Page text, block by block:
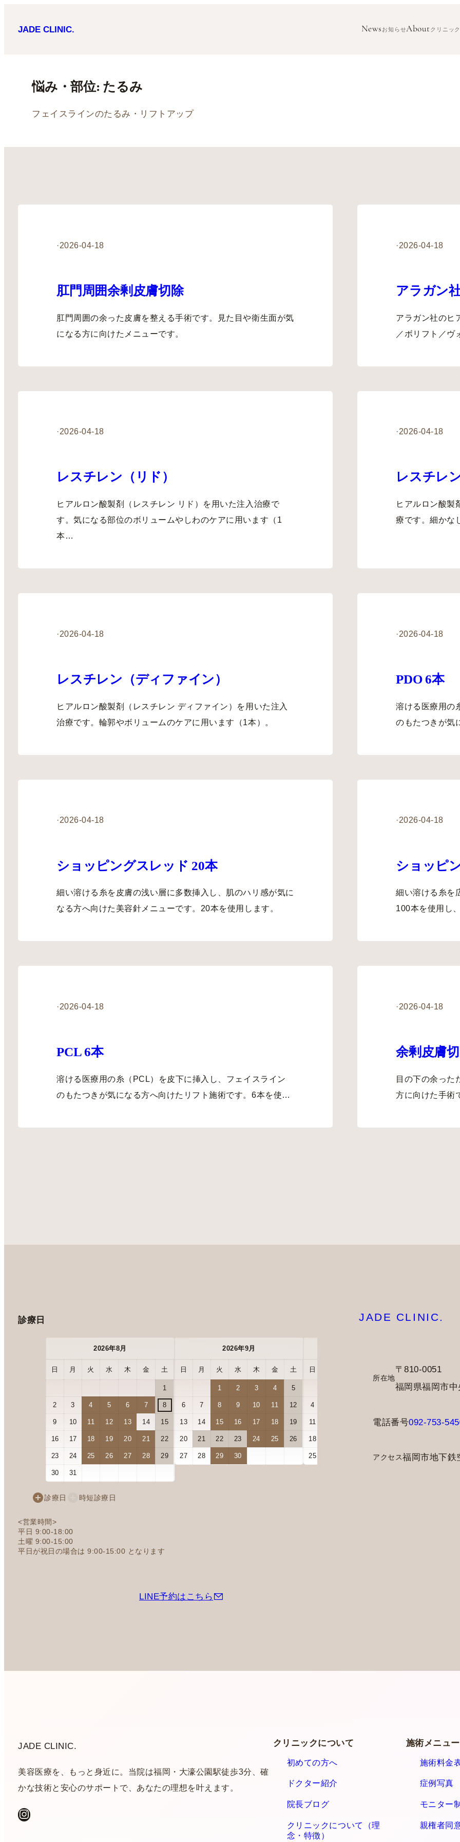
JADE CLINIC. News お知らせAboutクリニッ
悩み・部位: たるみ
フェイスラインのたるみ・リフトアップ
·2026-04-18
肛門周囲余剰皮膚切除
肛門周囲の余った皮膚を整える手術です。見た目や衛生面が気
になる方に向けたメニューです。
·2026-04-18
アラガン
アラガン社のヒ
／ボリフト／
·2026-04-18
レスチレン（リド）
ヒアルロン酸製剤（レスチレン リド）を用いた注入治療で
す。気になる部位のボリュームやしわのケアに用います（1
本…
·2026-04-18
レスチレ
ヒアルロン酸製
療です。細かな
·2026-04-18
レスチレン（ディファイン）
ヒアルロン酸製剤（レスチレン ディファイン）を用いた注入
治療です。輪郭やボリュームのケアに用います（1本）。
·2026-04-18
PDO 6本
溶ける医療用の
のもたつきが気
·2026-04-18
ショッピングスレッド 20本
細い溶ける糸を皮膚の浅い層に多数挿入し、肌のハリ感が気に
なる方へ向けた美容針メニューです。20本を使用します。
·2026-04-18
ショッピ
細い溶ける糸を
100本を使用し
·2026-04-18
PCL 6本
溶ける医療用の糸（PCL）を皮下に挿入し、フェイスライン
のもたつきが気になる方へ向けたリフト施術です。6本を使…
·2026-04-18
余剰皮膚
目の下の余った
方に向けた手術
診療日
2026年8月
日 月 火 水 木 金 土
1
2 3 4 5 6 7 8
9 10 11 12 13 14 15
16 17 18 19 20 21 22
23 24 25 26 27 28 29
30 31
2026年9月
日 月 火 水 木 金 土
1 2 3 4 5
6 7 8 9 10 11 12
13 14 15 16 17 18 19
20 21 22 23 24 25 26
27 28 29 30
日 金 土
2 3
4
11 15 16 17
18
25 29 30 31
診療日 時短診療日
<営業時間>
平日 9:00-18:00
土曜 9:00-15:00
平日が祝日の場合は 9:00-15:00 となります
LINE予約はこちら
JADE CLINIC.
所在地
〒810-0051
福岡県福岡市
電話番号092-753-
アクセス福岡市地下鉄
JADE CLINIC.
美容医療を、もっと身近に。当院は福岡・大濠公園駅徒歩3分、確
かな技術と安心のサポートで、あなたの理想を叶えます。
Instagram
クリニックについて
初めての方へ
ドクター紹介
院長ブログ
クリニックについて（理
念・特徴）
施術メニュー
施術料金
症例写真
モニター
親権者同